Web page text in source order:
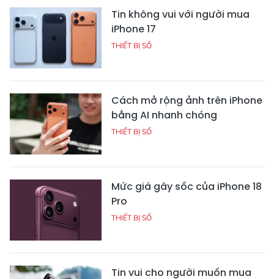
Tin không vui với người mua
iPhone 17
THIẾT BỊ SỐ
Cách mở rộng ảnh trên iPhone
bằng AI nhanh chóng
THIẾT BỊ SỐ
Mức giá gây sốc của iPhone 18
Pro
THIẾT BỊ SỐ
Tin vui cho người muốn mua